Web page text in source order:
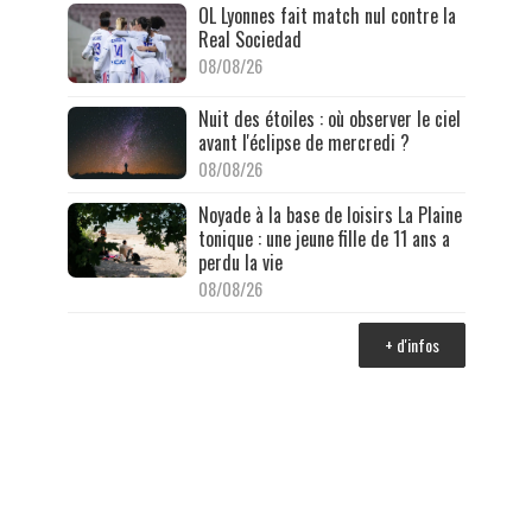
OL Lyonnes fait match nul contre la
Real Sociedad
08/08/26
Nuit des étoiles : où observer le ciel
avant l'éclipse de mercredi ?
08/08/26
Noyade à la base de loisirs La Plaine
tonique : une jeune fille de 11 ans a
perdu la vie
08/08/26
+ d'infos